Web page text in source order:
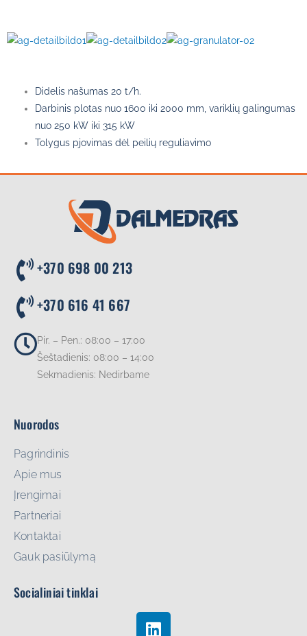
Didelis našumas 20 t/h.
Darbinis plotas nuo 1600 iki 2000 mm, variklių galingumas
nuo 250 kW iki 315 kW
Tolygus pjovimas dėl peilių reguliavimo
+370 698 00 213
+370 616 41 667
Pir. – Pen.: 08:00 – 17:00
Šeštadienis: 08:00 – 14:00
Sekmadienis: Nedirbame
Nuorodos
Pagrindinis
Apie mus
Įrengimai
Partneriai
Kontaktai
Gauk pasiūlymą
Socialiniai tinklai